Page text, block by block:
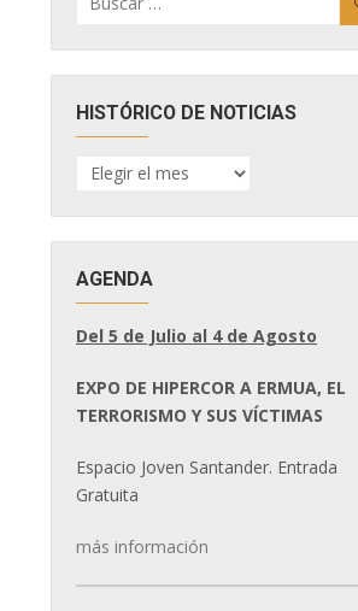
por:
HISTÓRICO DE NOTICIAS
HISTÓRICO
DE
AGENDA
Del 5 de Julio al 4 de Agosto
EXPO DE HIPERCOR A ERMUA, EL
TERRORISMO Y SUS VÍCTIMAS
Espacio Joven Santander. Entrada
Gratuita
más información